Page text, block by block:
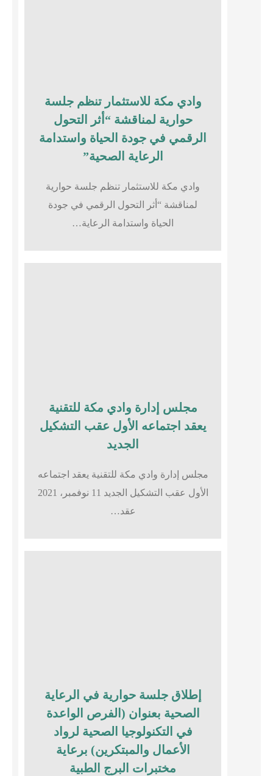
وادي مكة للاستثمار تنظم جلسة
حوارية لمناقشة “أثر التحول
الرقمي في جودة الحياة واستدامة
الرعاية الصحية”
وادي مكة للاستثمار تنظم جلسة حوارية
لمناقشة “أثر التحول الرقمي في جودة
الحياة واستدامة الرعاية…
مجلس إدارة وادي مكة للتقنية
يعقد اجتماعه الأول عقب التشكيل
الجديد
مجلس إدارة وادي مكة للتقنية يعقد اجتماعه
الأول عقب التشكيل الجديد 11 نوفمبر، 2021
عقد…
إطلاق جلسة حوارية في الرعاية
الصحية بعنوان (الفرص الواعدة
في التكنولوجيا الصحية لرواد
الأعمال والمبتكرين) برعاية
مختبرات البرج الطبية